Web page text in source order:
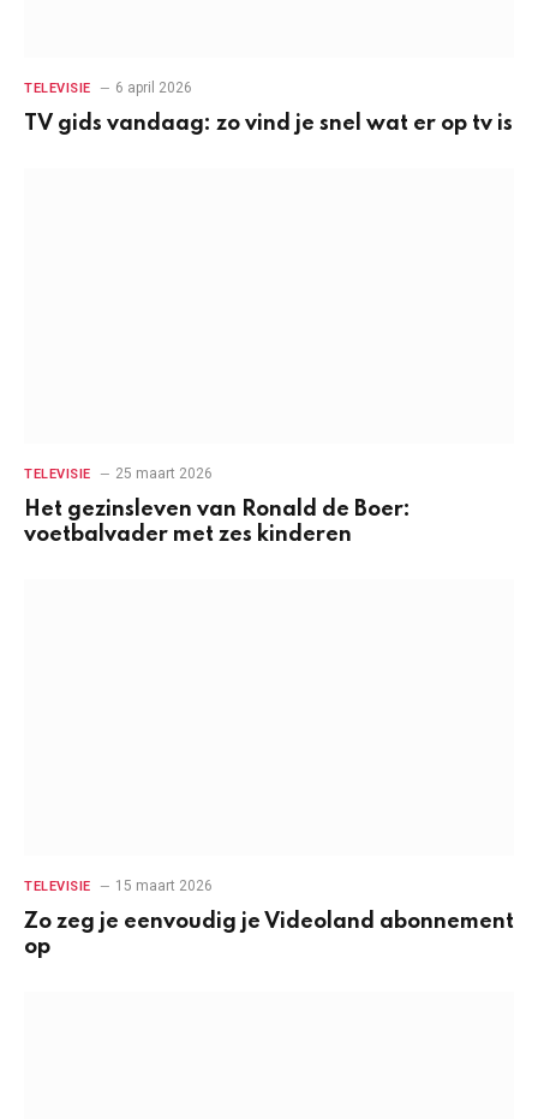
TELEVISIE 6 april 2026
TV gids vandaag: zo vind je snel wat er op tv is
TELEVISIE 25 maart 2026
Het gezinsleven van Ronald de Boer:
voetbalvader met zes kinderen
TELEVISIE 15 maart 2026
Zo zeg je eenvoudig je Videoland abonnement
op